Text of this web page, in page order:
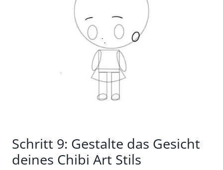
Schritt 9: Gestalte das Gesicht
deines Chibi Art Stils